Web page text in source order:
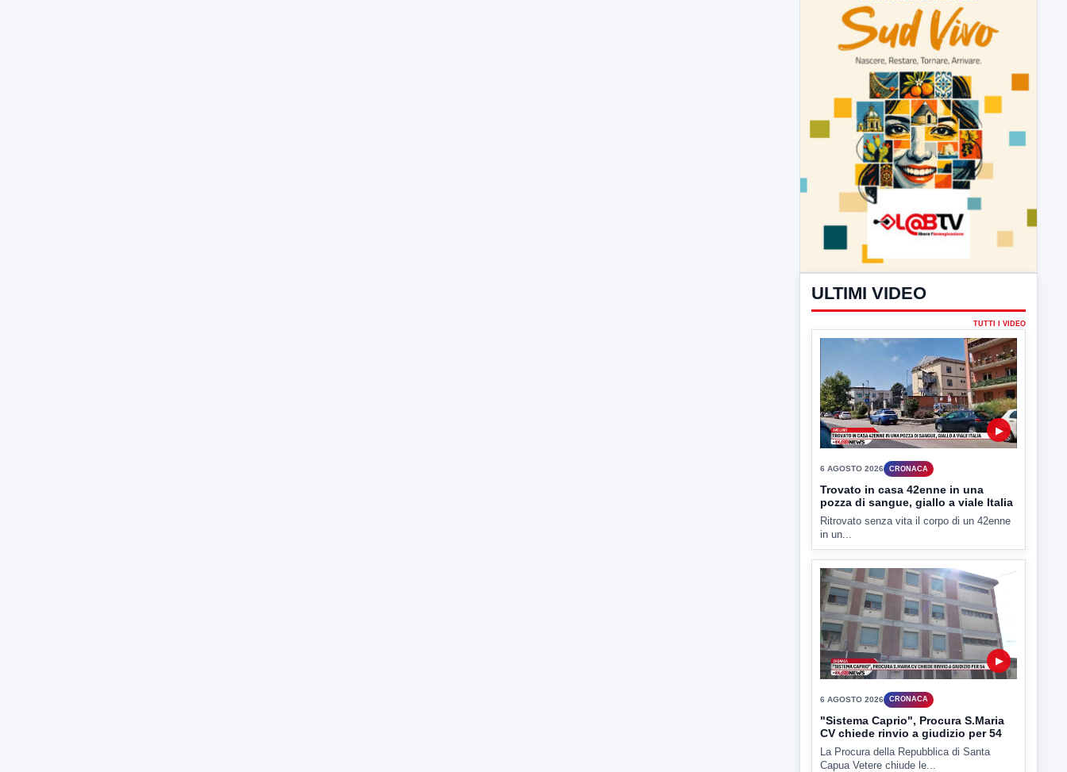
ULTIMI VIDEO
TUTTI I VIDEO
▶
6 AGOSTO 2026 CRONACA
Trovato in casa 42enne in una
pozza di sangue, giallo a viale Italia
Ritrovato senza vita il corpo di un 42enne
in un...
▶
6 AGOSTO 2026 CRONACA
"Sistema Caprio", Procura S.Maria
CV chiede rinvio a giudizio per 54
La Procura della Repubblica di Santa
Capua Vetere chiude le...